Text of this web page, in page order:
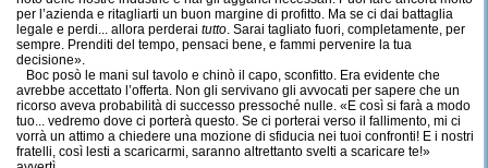
per l’azienda e ritagliarti un buon margine di profitto. Ma se ci dai battaglia
legale e perdi... allora perderai tutto. Sarai tagliato fuori, completamente, per
sempre. Prenditi del tempo, pensaci bene, e fammi pervenire la tua
decisione».
Boc posò le mani sul tavolo e chinò il capo, sconfitto. Era evidente che
avrebbe accettato l’offerta. Non gli servivano gli avvocati per sapere che un
ricorso aveva probabilità di successo pressoché nulle. «E così si farà a modo
tuo... vedremo dove ci porterà questo. Se ci porterai verso il fallimento, mi ci
vorrà un attimo a chiedere una mozione di sfiducia nei tuoi confronti! E i nostri
fratelli, così lesti a scaricarmi, saranno altrettanto svelti a scaricare te!»